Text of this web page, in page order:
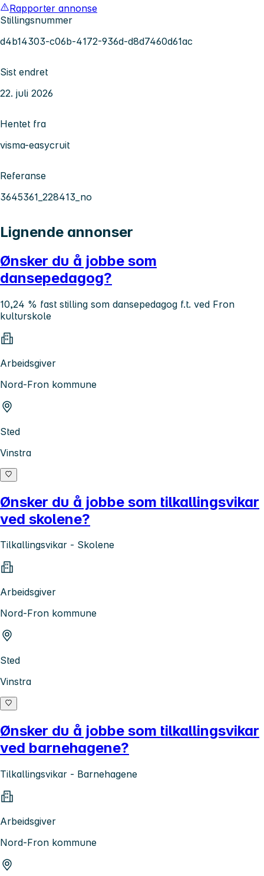
Rapporter annonse
Stillingsnummer
d4b14303-c06b-4172-936d-d8d7460d61ac
Sist endret
22. juli 2026
Hentet fra
visma-easycruit
Referanse
3645361_228413_no
Lignende annonser
Ønsker du å jobbe som
dansepedagog?
10,24 % fast stilling som dansepedagog f.t. ved Fron
kulturskole
Arbeidsgiver
Nord-Fron kommune
Sted
Vinstra
Ønsker du å jobbe som tilkallingsvikar
ved skolene?
Tilkallingsvikar - Skolene
Arbeidsgiver
Nord-Fron kommune
Sted
Vinstra
Ønsker du å jobbe som tilkallingsvikar
ved barnehagene?
Tilkallingsvikar - Barnehagene
Arbeidsgiver
Nord-Fron kommune